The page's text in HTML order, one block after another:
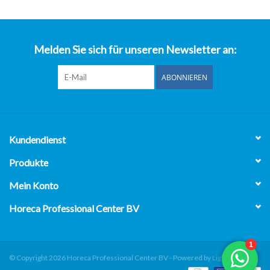
Melden Sie sich für unseren Newsletter an:
ABONNIEREN
Kundendienst
Produkte
Mein Konto
Horeca Professional Center BV
© Copyright 2026 Horeca Professional Center BV - Powered by Lightspeed